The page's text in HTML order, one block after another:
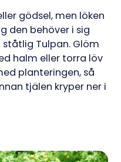
gödsel, men löken
den behöver i sig
Tulpan. Glöm
halm eller torra löv
planteringen, så
tjälen kryper ner i